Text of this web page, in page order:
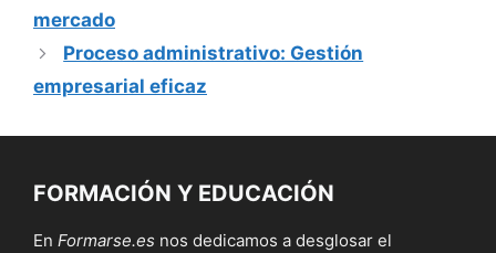
mercado
Proceso administrativo: Gestión
empresarial eficaz
FORMACIÓN Y EDUCACIÓN
En Formarse.es nos dedicamos a desglosar el